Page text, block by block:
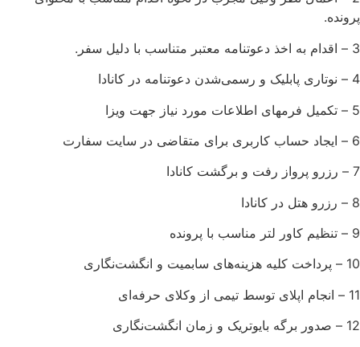
پرونده.
3 – اقدام به اخذ دعوتنامه معتبر متناسب با دلیل سفر.
4 – نوتاری پابلیک و رسمی‌شدن دعوتنامه در کانادا
5 – تکمیل فرمهای اطلاعات مورد نیاز جهت ویزا
6 – ایجاد حساب کاربری برای متقاضی در سایت سفارت
7 – رزرو پرواز رفت و برگشت کانادا
8 – رزرو هتل در کانادا
9 – تنظیم کاور لتر مناسب با پرونده
10 – پرداخت کلیه هزینه‌های سابمیت و انگشت‌نگاری
11 – انجام اپلای توسط تیمی از وکلای حرفه‌ای
12 – صدور برگه بایوتریک و زمان انگشت‌نگاری